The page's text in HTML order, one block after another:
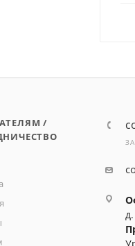
/